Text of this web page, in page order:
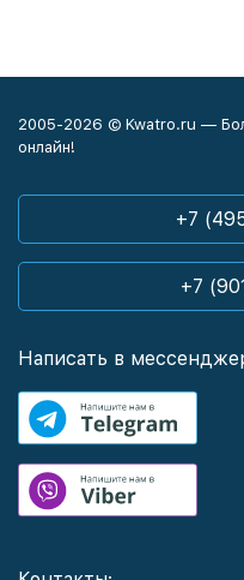
2005-2026 © Kwatro.ru —
онлайн!
+7
+7
Написать в